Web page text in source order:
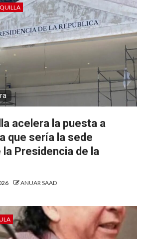
acelera la puesta a
que sería la sede
la Presidencia de la
ANUAR SAAD